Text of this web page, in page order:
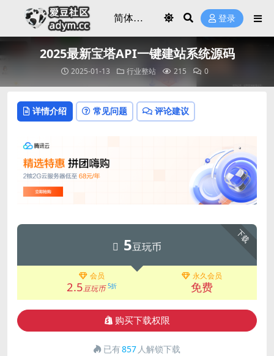
登录
2025最新宝塔API一键建站系统源码
2025-01-13 行业整站 215 0
详情介绍 常见问题 评论建议
下载
5豆玩币
会员
2.5豆玩币 5折
永久会员
免费
购买下载权限
已有857 人解锁下载